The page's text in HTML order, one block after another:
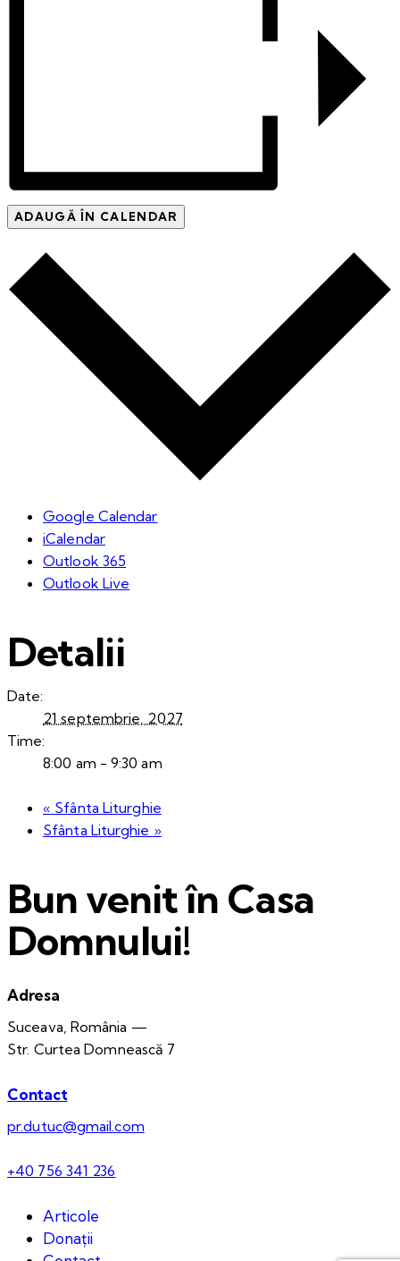
ADAUGĂ ÎN CALENDAR
Google Calendar
iCalendar
Outlook 365
Outlook Live
Detalii
Date:
21 septembrie, 2027
Time:
8:00 am - 9:30 am
« Sfânta Liturghie
Sfânta Liturghie »
Bun venit în Casa
Domnului!
Adresa
Suceava, România —
Str. Curtea Domnească 7
Contact
pr.dutuc@gmail.com
+40 756 341 236
Articole
Donații